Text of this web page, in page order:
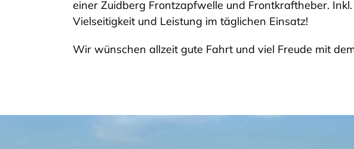
einer Zuidberg Frontzapfwelle und Frontkraftheber.
Vielseitigkeit und Leistung im täglichen Einsatz!
Wir wünschen allzeit gute Fahrt und viel Freude mit